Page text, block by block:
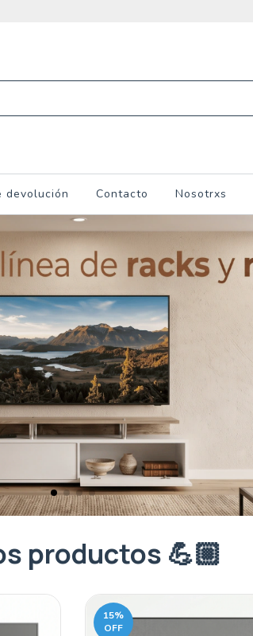
devolución Contacto Nosotrxs
productos 💪🏼
15%
OFF